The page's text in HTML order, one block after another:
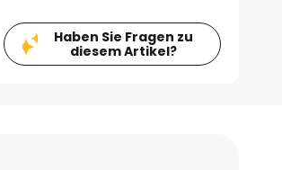
Haben Sie Fragen zu
diesem Artikel?